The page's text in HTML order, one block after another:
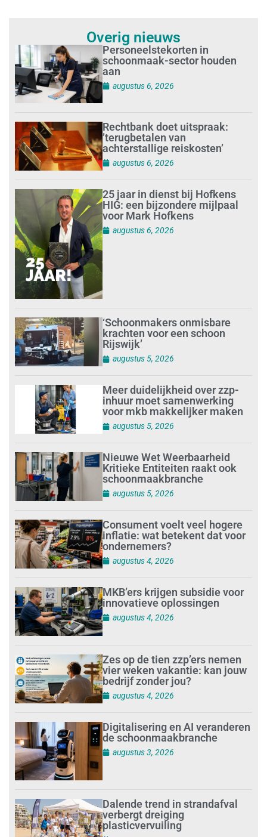
Overig nieuws
Personeelstekorten in
schoonmaak-sector houden
aan
augustus 6, 2026
Rechtbank doet uitspraak:
’terugbetalen van
achterstallige reiskosten’
augustus 6, 2026
25 jaar in dienst bij Hofkens
HIG: een bijzondere mijlpaal
voor Mark Hofkens
augustus 6, 2026
‘Schoonmakers onmisbare
krachten voor een schoon
Rijswijk’
augustus 5, 2026
Meer duidelijkheid over zzp-
inhuur moet samenwerking
voor mkb makkelijker maken
augustus 5, 2026
Nieuwe Wet Weerbaarheid
Kritieke Entiteiten raakt ook
schoonmaakbranche
augustus 5, 2026
Consument voelt veel hogere
inflatie: wat betekent dat voor
ondernemers?
augustus 4, 2026
MKB’ers krijgen subsidie voor
innovatieve oplossingen
augustus 4, 2026
Zes op de tien zzp’ers nemen
vier weken vakantie: kan jouw
bedrijf zonder jou?
augustus 4, 2026
Digitalisering en AI veranderen
de schoonmaakbranche
augustus 3, 2026
Dalende trend in strandafval
verbergt dreiging
plasticvervuiling